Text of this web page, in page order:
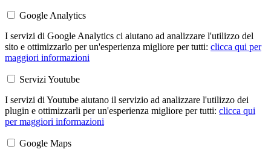
Google Analytics
I servizi di Google Analytics ci aiutano ad analizzare l'utilizzo del
sito e ottimizzarlo per un'esperienza migliore per tutti: clicca qui per
maggiori informazioni
Servizi Youtube
I servizi di Youtube aiutano il servizio ad analizzare l'utilizzo dei
plugin e ottimizzarli per un'esperienza migliore per tutti: clicca qui
per maggiori informazioni
Google Maps